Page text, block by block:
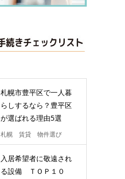
札幌市豊平区で一人暮
らしするなら？豊平区
が選ばれる理由5選
札幌 賃貸 物件選び
入居希望者に敬遠され
る設備 ＴＯＰ１０